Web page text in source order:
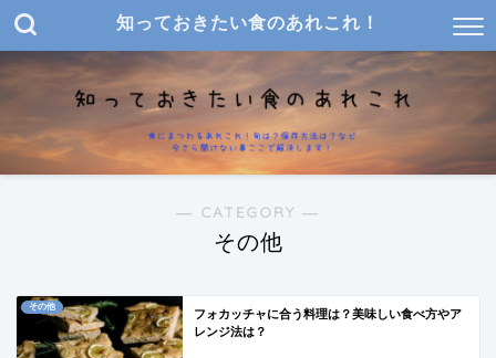
知っておきたい食のあれこれ！
― CATEGORY ―
その他
その他
フォカッチャに合う料理は？美味しい食べ方やア
レンジ法は？